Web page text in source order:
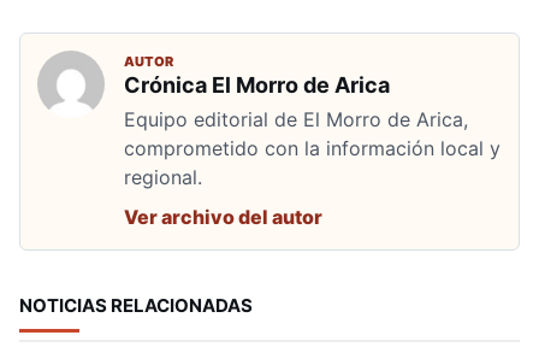
AUTOR
Crónica El Morro de Arica
Equipo editorial de El Morro de Arica,
comprometido con la información local y
regional.
Ver archivo del autor
NOTICIAS RELACIONADAS